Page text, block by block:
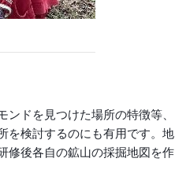
ドを見つけた場所の特徴等、
を検討するのにも有用です。地
修後各自の鉱山の採掘地図を作